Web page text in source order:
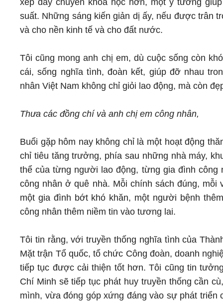
xếp dây chuyền khoa học hơn, một ý tưởng
suất. Những sáng kiến giản dị ấy, nếu được trân
và cho nền kinh tế và cho đất nước.
Tôi cũng mong anh chị em, dù cuộc sống còn
cái, sống nghĩa tình, đoàn kết, giúp đỡ nhau
nhân Việt Nam không chỉ giỏi lao động, mà còn
Thưa các đồng chí và anh chị em công nhân,
Buổi gặp hôm nay không chỉ là một hoạt động
chỉ tiêu tăng trưởng, phía sau những nhà máy,
thể của từng người lao động, từng gia đình
công nhân ở quê nhà. Mỗi chính sách đúng,
một gia đình bớt khó khăn, một người bệnh
công nhân thêm niềm tin vào tương lai.
Tôi tin rằng, với truyền thống nghĩa tình của
Mặt trận Tổ quốc, tổ chức Công đoàn, doanh
tiếp tục được cải thiện tốt hơn. Tôi cũng tin
Chí Minh sẽ tiếp tục phát huy truyền thống cần
mình, vừa đóng góp xứng đáng vào sự phát